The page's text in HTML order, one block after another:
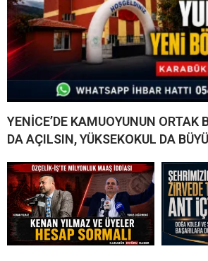
YENİCE’DE KAMUOYUNUN ORTAK
DA AÇILSIN, YÜKSEKOKUL DA